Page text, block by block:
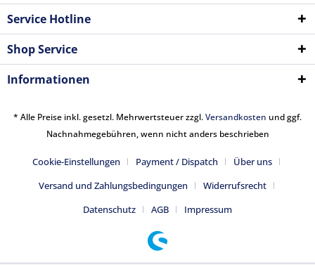
Service Hotline
Shop Service
Informationen
* Alle Preise inkl. gesetzl. Mehrwertsteuer zzgl.Versandkosten und ggf.
Nachnahmegebühren, wenn nicht anders beschrieben
Cookie-Einstellungen Payment / Dispatch
Über uns
Versand und Zahlungsbedingungen
Widerrufsrecht
Datenschutz
AGB Impressum